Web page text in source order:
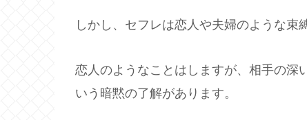
しかし、セフレは恋人や夫婦のような束
恋人のようなことはしますが、相手の深
いう暗黙の了解があります。